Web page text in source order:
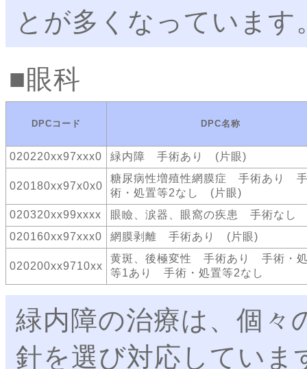
とが多くなっています
眼科
DPCコード DPC名称
020220xx97xxx0 緑内障 手術あり (片眼)
020180xx97x0x0
糖尿病性増殖性網膜症 手術あり
術・処置等2なし (片眼)
020320xx99xxxx
眼瞼、涙器、眼窩の疾患 手術なし
020160xx97xxx0
網膜剥離 手術あり (片眼)
020200xx9710xx
黄斑、後極変性 手術あり 手術・
等1あり 手術・処置等2なし
緑内障の治療は、個々
針を選び対応していま